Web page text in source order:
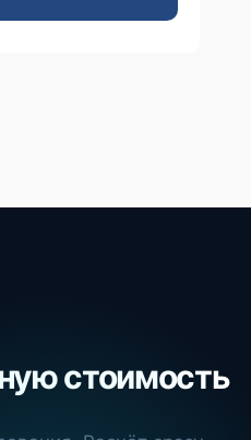
стоимость